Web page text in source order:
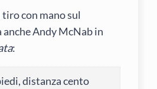
con mano sul
Andy McNab in
:
distanza cento